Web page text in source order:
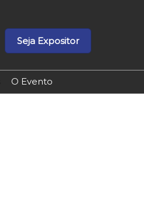
Seja Expositor
O Evento